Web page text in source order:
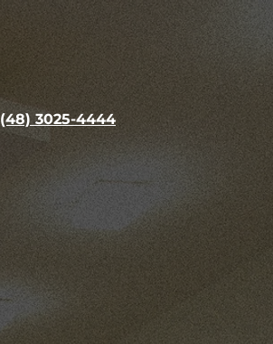
(48) 3025-4444